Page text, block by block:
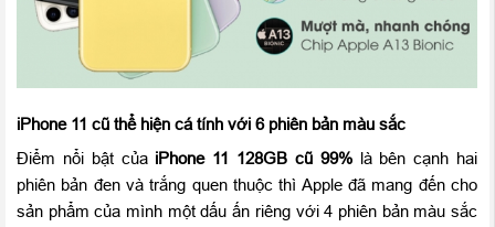
iPhone 11 cũ thể hiện cá tính với 6 phiên bản màu sắc
Điểm nổi bật của iPhone 11 128GB cũ 99%là bên cạnh hai
phiên bản đen và trắng quen thuộc thì Apple đã mang đến cho
sản phẩm của mình một dấu ấn riêng với 4 phiên bản màu sắc